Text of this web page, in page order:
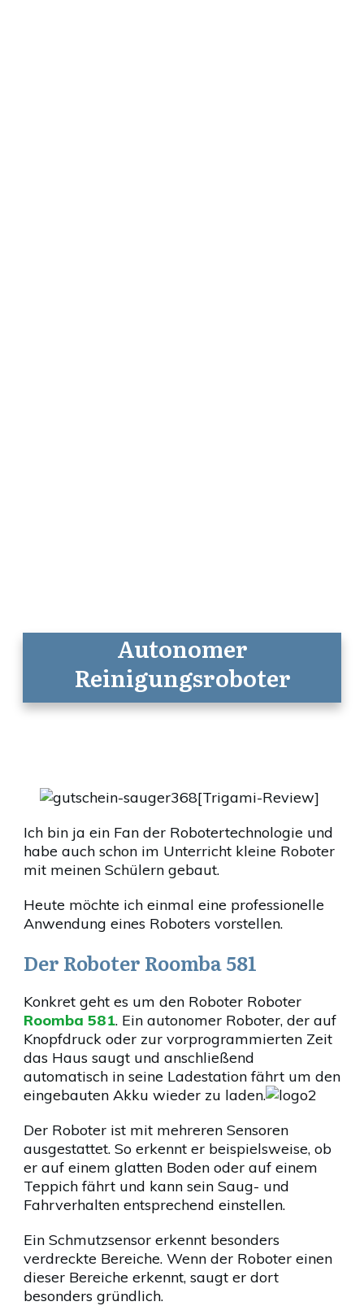
Autonomer
Reinigungsroboter
[Trigami-Review]
Ich bin ja ein Fan der Robotertechnologie und
habe auch schon im Unterricht kleine Roboter
mit meinen Schülern gebaut.
Heute möchte ich einmal eine professionelle
Anwendung eines Roboters vorstellen.
Der Roboter Roomba 581
Konkret geht es um den Roboter Roboter
Roomba 581. Ein autonomer Roboter, der auf
Knopfdruck oder zur vorprogrammierten Zeit
das Haus saugt und anschließend
automatisch in seine Ladestation fährt um den
eingebauten Akku wieder zu laden.
Der Roboter ist mit mehreren Sensoren
ausgestattet. So erkennt er beispielsweise, ob
er auf einem glatten Boden oder auf einem
Teppich fährt und kann sein Saug- und
Fahrverhalten entsprechend einstellen.
Ein Schmutzsensor erkennt besonders
verdreckte Bereiche. Wenn der Roboter einen
dieser Bereiche erkennt, saugt er dort
besonders gründlich.